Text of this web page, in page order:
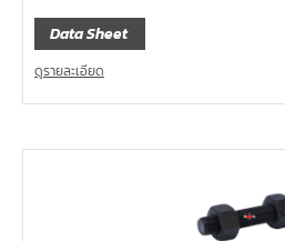
Data Sheet
ดูรายละเอียด